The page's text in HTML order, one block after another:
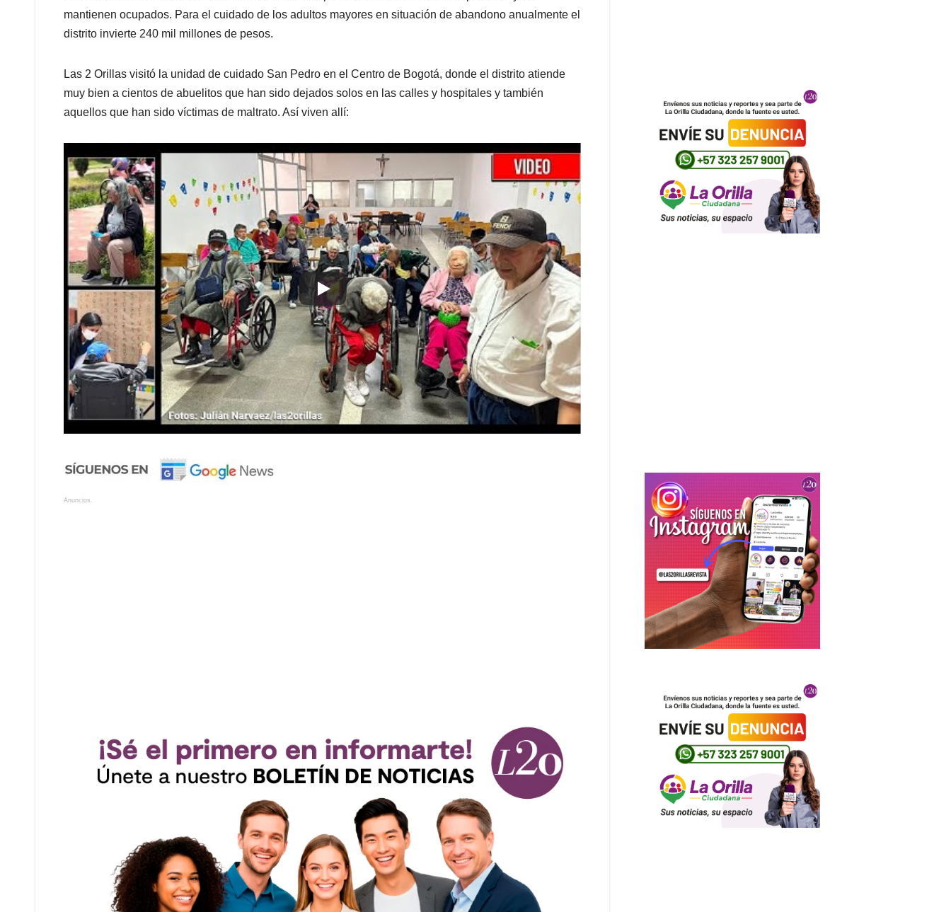
mantienen ocupados. Para el cuidado de los adultos mayores en situación de abandono anualmente el
distrito invierte 240 mil millones de pesos.
Las 2 Orillas visitó la unidad de cuidado San Pedro en el Centro de Bogotá, donde el distrito atiende
muy bien a cientos de abuelitos que han sido dejados solos en las calles y hospitales y también
aquellos que han sido víctimas de maltrato. Así viven allí:
Anuncios.